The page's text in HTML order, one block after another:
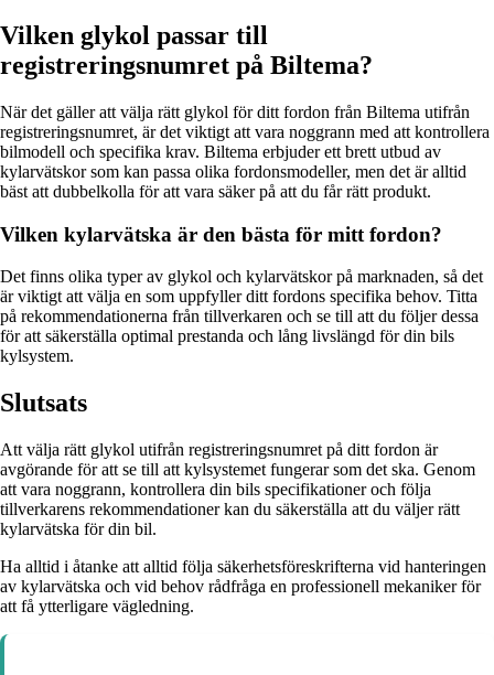
Vilken glykol passar till
registreringsnumret på Biltema?
När det gäller att välja rätt glykol för ditt fordon från Biltema utifrån
registreringsnumret, är det viktigt att vara noggrann med att kontrollera
bilmodell och specifika krav. Biltema erbjuder ett brett utbud av
kylarvätskor som kan passa olika fordonsmodeller, men det är alltid
bäst att dubbelkolla för att vara säker på att du får rätt produkt.
Vilken kylarvätska är den bästa för mitt fordon?
Det finns olika typer av glykol och kylarvätskor på marknaden, så det
är viktigt att välja en som uppfyller ditt fordons specifika behov. Titta
på rekommendationerna från tillverkaren och se till att du följer dessa
för att säkerställa optimal prestanda och lång livslängd för din bils
kylsystem.
Slutsats
Att välja rätt glykol utifrån registreringsnumret på ditt fordon är
avgörande för att se till att kylsystemet fungerar som det ska. Genom
att vara noggrann, kontrollera din bils specifikationer och följa
tillverkarens rekommendationer kan du säkerställa att du väljer rätt
kylarvätska för din bil.
Ha alltid i åtanke att alltid följa säkerhetsföreskrifterna vid hanteringen
av kylarvätska och vid behov rådfråga en professionell mekaniker för
att få ytterligare vägledning.